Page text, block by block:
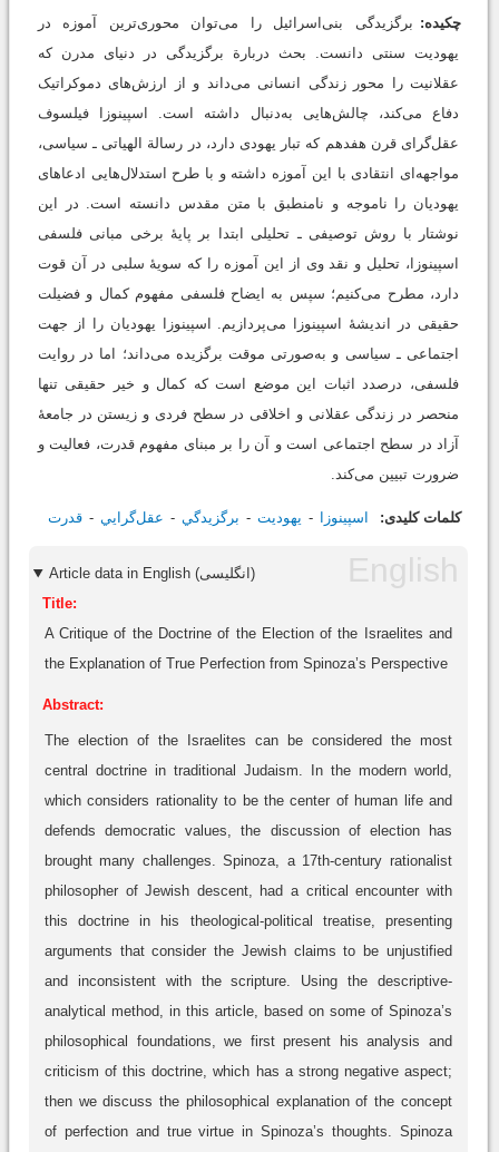
چکیده: برگزیدگی بنی‌اسرائیل را می‌توان محوری‌ترین آموزه در
یهودیت سنتی دانست. بحث دربارة برگزیدگی در دنیای مدرن که
عقلانیت را محور زندگی انسانی می‌داند و از ارزش‌های دموکراتیک
دفاع می‌کند، چالش‌هایی به‌دنبال داشته است. اسپینوزا فیلسوف
عقل‌گرای قرن هفدهم که تبار یهودی دارد، در رسالة الهیاتی ـ سیاسی،
مواجهه‌ای انتقادی با این آموزه داشته و با طرح استدلال‌هایی ادعاهای
یهودیان را ناموجه و نامنطبق با متن مقدس دانسته است. در این
نوشتار با روش توصیفی ـ تحلیلی ابتدا بر پایۀ برخی مبانی فلسفی
اسپینوزا، تحلیل و نقد وی از این آموزه را که سویۀ سلبی در آن قوت
دارد، مطرح می‌کنیم؛ سپس به ایضاح فلسفی مفهوم کمال و فضیلت
حقیقی در اندیشۀ اسپینوزا می‌پردازیم. اسپینوزا یهودیان را از جهت
اجتماعی ـ سیاسی و به‌صورتی موقت برگزیده می‌داند؛ اما در روایت
فلسفی، درصدد اثبات این موضع است که کمال و خیر حقیقی تنها
منحصر در زندگی عقلانی و اخلاقی در سطح فردی و زیستن در جامعۀ
آزاد در سطح اجتماعی است و آن را بر مبنای مفهوم قدرت، فعالیت و
ضرورت تبیین می‌کند.
کلمات کلیدی: اسپينوزا يهوديت برگزيدگي عقل‌گرايي قدرت
Article data in English (انگلیسی)
Title:
A Critique of the Doctrine of the Election of the Israelites and
the Explanation of True Perfection from Spinoza’s Perspective
Abstract:
The election of the Israelites can be considered the most
central doctrine in traditional Judaism. In the modern world,
which considers rationality to be the center of human life and
defends democratic values, the discussion of election has
brought many challenges. Spinoza, a 17th-century rationalist
philosopher of Jewish descent, had a critical encounter with
this doctrine in his theological-political treatise, presenting
arguments that consider the Jewish claims to be unjustified
and inconsistent with the scripture. Using the descriptive-
analytical method, in this article, based on some of Spinoza’s
philosophical foundations, we first present his analysis and
criticism of this doctrine, which has a strong negative aspect;
then we discuss the philosophical explanation of the concept
of perfection and true virtue in Spinoza’s thoughts. Spinoza